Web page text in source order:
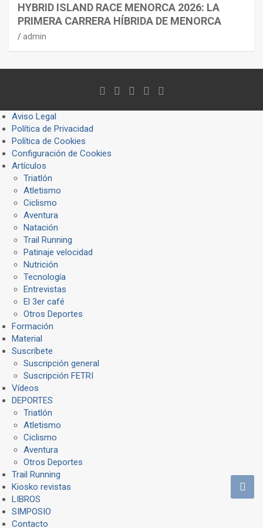
HYBRID ISLAND RACE MENORCA 2026: LA
PRIMERA CARRERA HÍBRIDA DE MENORCA
admin
Aviso Legal
Política de Privacidad
Política de Cookies
Configuración de Cookies
Artículos
Triatlón
Atletismo
Ciclismo
Aventura
Natación
Trail Running
Patinaje velocidad
Nutrición
Tecnología
Entrevistas
El 3er café
Otros Deportes
Formación
Material
Suscríbete
Suscripción general
Suscripción FETRI
Vídeos
DEPORTES
Triatlón
Atletismo
Ciclismo
Aventura
Otros Deportes
Trail Running
Kiosko revistas
LIBROS
SIMPOSIO
Contacto